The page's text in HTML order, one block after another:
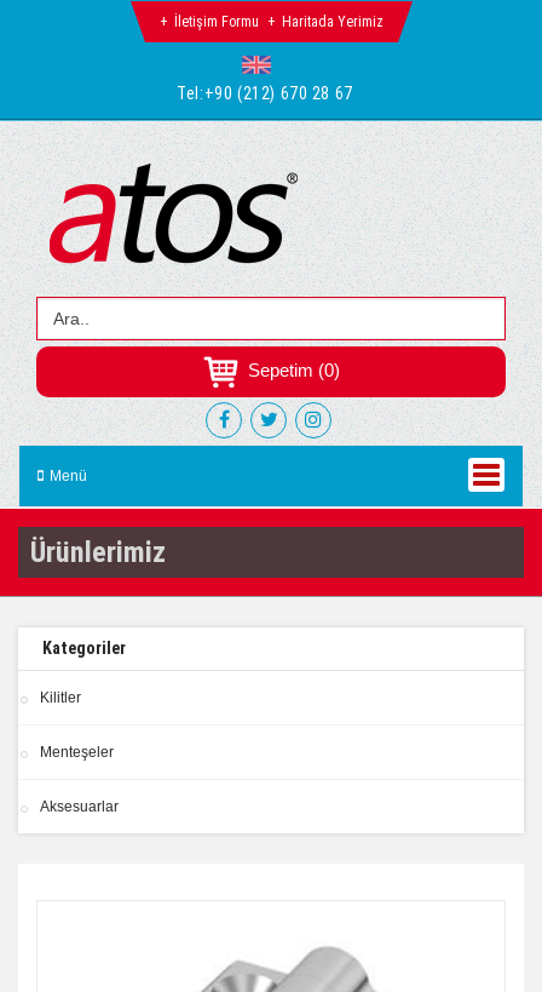
Tel:+90 (212) 670 28 67
İletişim Formu Haritada Yerimiz
Sepetim (0)
Menü
Ürünlerimiz
Kategoriler
Kilitler
Menteşeler
Aksesuarlar